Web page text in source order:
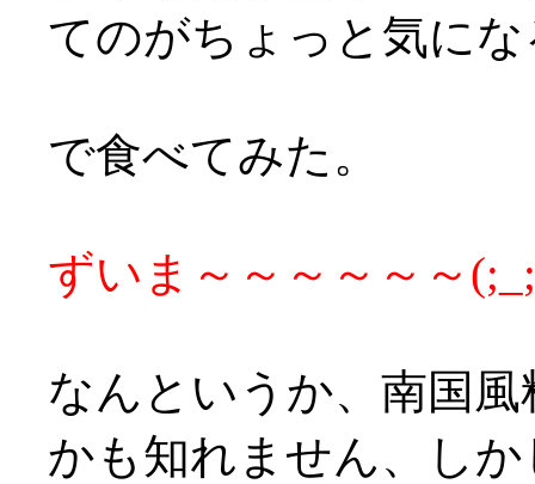
てのがちょっと気に
で食べてみた。
ずいま～～～～～～
なんというか、南国
かも知れません、し